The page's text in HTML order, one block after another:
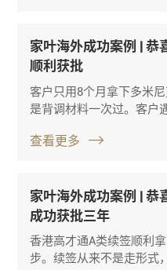
家叶海外成功案例 | 恭
顺利获批
客户只用8个月拿下多米
是背调材料一次过。客户
查看更多
家叶海外成功案例 | 恭
成功获批三年
香港高才通A类续签顺利
步。续签从来不是走形式